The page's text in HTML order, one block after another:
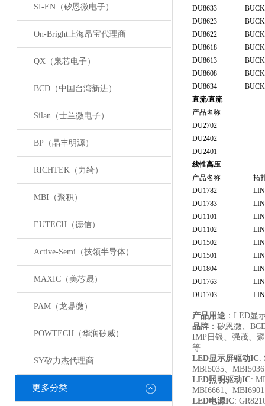
SI-EN（矽恩微电子）
On-Bright上海昂宝代理商
QX（泉芯电子）
BCD（中国台湾新进）
Silan（士兰微电子）
BP（晶丰明源）
RICHTEK（力绮）
MBI（聚积）
EUTECH（德信）
Active-Semi（技领半导体）
MAXIC（美芯晟）
PAM（龙鼎微）
POWTECH（华润矽威）
SY矽力杰代理商
更多分类
DU8633
BUCK
DU8623
BUCK
DU8622
BUCK
DU8618
BUCK
DU8613
BUCK
DU8608
BUCK
DU8634
BUCK
直流/直流
产品名称
DU2702
DU2402
DU2401
线性高压
产品名称
拓
DU1782
DU1783
DU1101
DU1102
DU1502
DU1501
DU1804
DU1763
DU1703
产品用途 ：LED显
品牌 ：矽恩微、
IMP日银、强茂、
等
LED显示屏驱动IC:
MBI5035、
LED照明驱动IC:
MBI6661、
LED电源IC: